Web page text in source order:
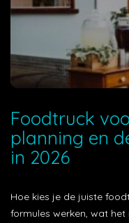
Foodtruck
planning en
in 2026
Hoe kies je de juiste
formules werken, wat